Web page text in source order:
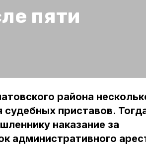
пяти
района
приставов.
наказание за
административного